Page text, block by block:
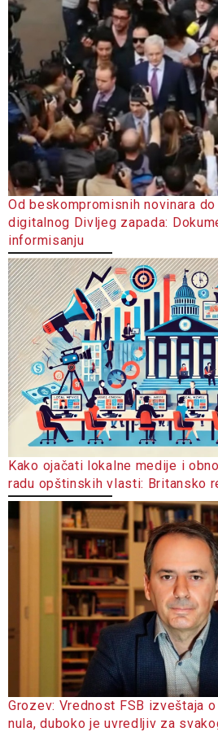
Od beskompromisnih novinara
digitalnog Divljeg zapada:
informisanju
Kako ojačati lokalne medije i
radu opštinskih vlasti: Britansko
Grozev: Vrednost FSB izveštaja
nula, duboko je uvredljiv za